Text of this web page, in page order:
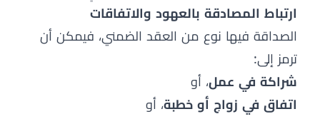
ارتباط المصادقة بالعهود والاتفاقات
الصداقة فيها نوع من العقد الضمني، فيمكن أن
ترمز إلى:
شراكة في عمل، أو
اتفاق في زواج أو خطبة، أو